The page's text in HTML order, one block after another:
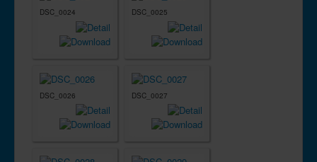
DSC_0024 DSC_0025
DSC_0026 DSC_0027